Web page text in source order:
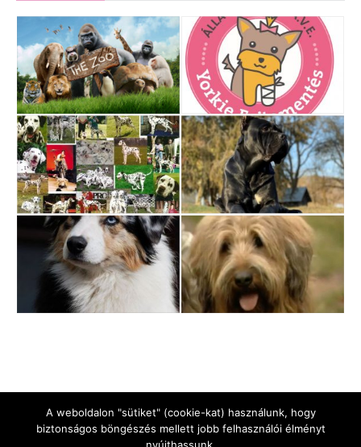
A weboldalon "sütiket" (cookie-kat) használunk, hogy
biztonságos böngészés mellett jobb felhasználói élményt